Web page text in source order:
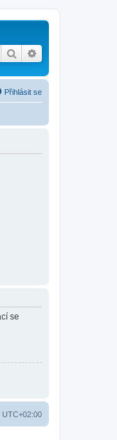
Hledat
Přihlásit se
se
UTC+02:00